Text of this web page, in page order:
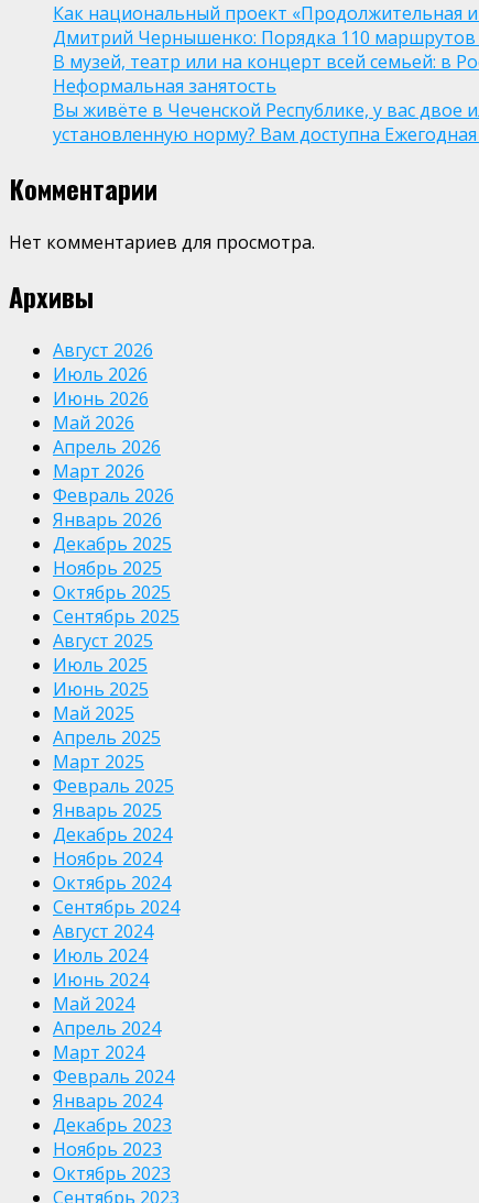
Как национальный проект «Продолжительная
Дмитрий Чернышенко: Порядка 110 маршрутов
В музей, театр или на концерт всей семьей: в
Неформальная занятость
Вы живёте в Чеченской Республике, у вас
установленную норму? Вам доступна
Комментарии
Нет комментариев для просмотра.
Архивы
Август 2026
Июль 2026
Июнь 2026
Май 2026
Апрель 2026
Март 2026
Февраль 2026
Январь 2026
Декабрь 2025
Ноябрь 2025
Октябрь 2025
Сентябрь 2025
Август 2025
Июль 2025
Июнь 2025
Май 2025
Апрель 2025
Март 2025
Февраль 2025
Январь 2025
Декабрь 2024
Ноябрь 2024
Октябрь 2024
Сентябрь 2024
Август 2024
Июль 2024
Июнь 2024
Май 2024
Апрель 2024
Март 2024
Февраль 2024
Январь 2024
Декабрь 2023
Ноябрь 2023
Октябрь 2023
Сентябрь 2023